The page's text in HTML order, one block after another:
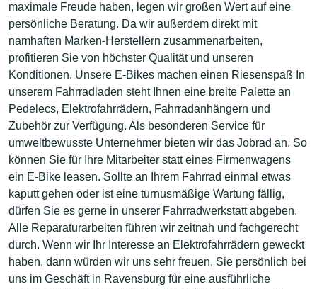
maximale Freude haben, legen wir großen Wert auf eine
persönliche Beratung. Da wir außerdem direkt mit
namhaften Marken-Herstellern zusammenarbeiten,
profitieren Sie von höchster Qualität und unseren
Konditionen. Unsere E-Bikes machen einen Riesenspaß In
unserem Fahrradladen steht Ihnen eine breite Palette an
Pedelecs, Elektrofahrrädern, Fahrradanhängern und
Zubehör zur Verfügung. Als besonderen Service für
umweltbewusste Unternehmer bieten wir das Jobrad an. So
können Sie für Ihre Mitarbeiter statt eines Firmenwagens
ein E-Bike leasen. Sollte an Ihrem Fahrrad einmal etwas
kaputt gehen oder ist eine turnusmäßige Wartung fällig,
dürfen Sie es gerne in unserer Fahrradwerkstatt abgeben.
Alle Reparaturarbeiten führen wir zeitnah und fachgerecht
durch. Wenn wir Ihr Interesse an Elektrofahrrädern geweckt
haben, dann würden wir uns sehr freuen, Sie persönlich bei
uns im Geschäft in Ravensburg für eine ausführliche